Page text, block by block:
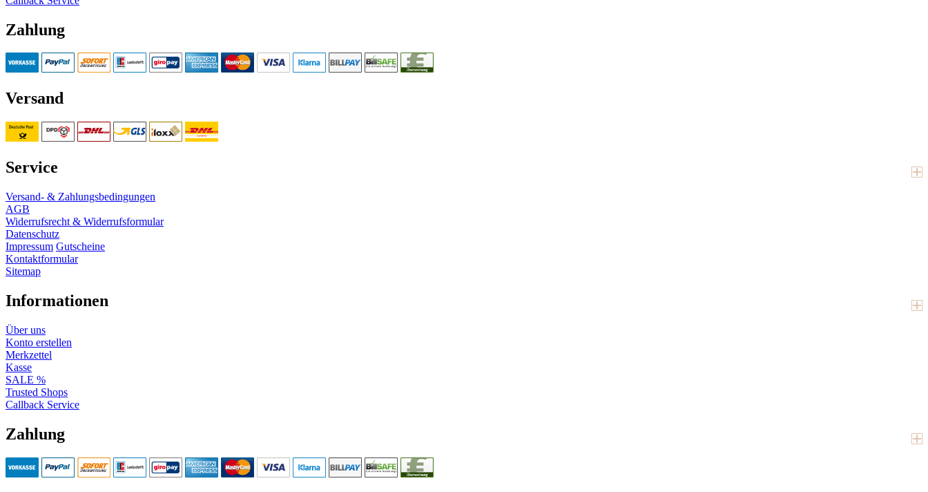
Zahlung
Versand
Service
Versand- & Zahlungsbedingungen
AGB
Widerrufsrecht & Widerrufsformular
Datenschutz
Impressum Gutscheine
Kontaktformular
Sitemap
Informationen
Über uns
Konto erstellen
Merkzettel
Kasse
SALE %
Trusted Shops
Callback Service
Zahlung